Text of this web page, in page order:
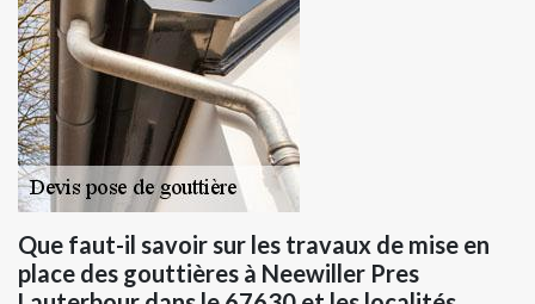
Que faut-il savoir sur les travaux de mise en
place des gouttières à Neewiller Pres